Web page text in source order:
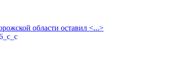
области оставил <...>